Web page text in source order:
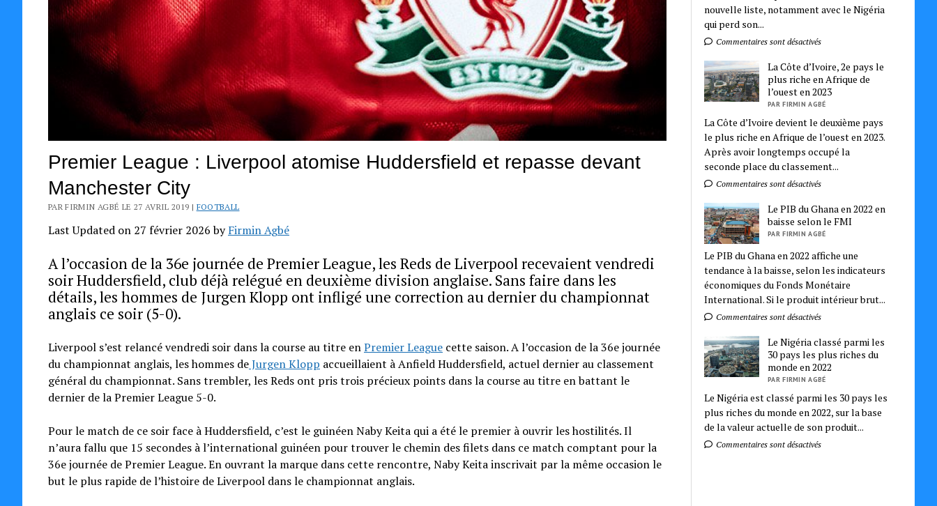
Premier League : Liverpool atomise Huddersfield et repasse devant
Manchester City
PAR FIRMIN AGBÉ LE 27 AVRIL 2019 | FOOTBALL
Last Updated on 27 février 2026 byFirmin Agbé
A l’occasion de la 36e journée de Premier League, les Reds de Liverpool recevaient vendredi
soir Huddersfield, club déjà relégué en deuxième division anglaise. Sans faire dans les
détails, les hommes de Jurgen Klopp ont infligé une correction au dernier du championnat
anglais ce soir (5-0).
Liverpool s’est relancé vendredi soir dans la course au titre enPremier Leaguecette saison. A l’occasion de la 36e journée
du championnat anglais, les hommes deJurgen Klopp accueillaient à Anfield Huddersfield, actuel dernier au classement
général du championnat. Sans trembler, les Reds ont pris trois précieux points dans la course au titre en battant le
dernier de la Premier League 5-0.
Pour le match de ce soir face à Huddersfield, c’est le guinéen Naby Keita qui a été le premier à ouvrir les hostilités. Il
n’aura fallu que 15 secondes à l’international guinéen pour trouver le chemin des filets dans ce match comptant pour la
36e journée de Premier League. En ouvrant la marque dans cette rencontre, Naby Keita inscrivait par la même occasion le
but le plus rapide de l’histoire de Liverpool dans le championnat anglais.
nouvelle liste, notamment avec le Nigéria
qui perd son...
Commentaires sont désactivés
La Côte d’Ivoire, 2e pays le
plus riche en Afrique de
l’ouest en 2023
PAR FIRMIN AGBÉ
La Côte d’Ivoire devient le deuxième pays
le plus riche en Afrique de l’ouest en 2023.
Après avoir longtemps occupé la
seconde place du classement...
Commentaires sont désactivés
Le PIB du Ghana en 2022 en
baisse selon le FMI
PAR FIRMIN AGBÉ
Le PIB du Ghana en 2022 affiche une
tendance à la baisse, selon les indicateurs
économiques du Fonds Monétaire
International. Si le produit intérieur brut...
Commentaires sont désactivés
Le Nigéria classé parmi les
30 pays les plus riches du
monde en 2022
PAR FIRMIN AGBÉ
Le Nigéria est classé parmi les 30 pays les
plus riches du monde en 2022, sur la base
de la valeur actuelle de son produit...
Commentaires sont désactivés